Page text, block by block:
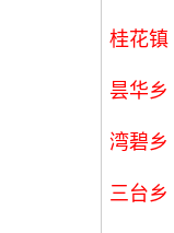
桂花镇
昙华乡
湾碧乡
三台乡